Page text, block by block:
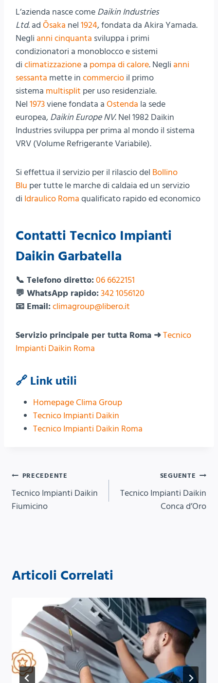
L’azienda nasce come Daikin Industries
Ltd. ad Ōsaka nel 1924, fondata da Akira Yamada.
Negli anni cinquanta sviluppa i primi
condizionatori a monoblocco e sistemi
di climatizzazione a pompa di calore. Negli anni
sessanta mette in commercio il primo
sistema multisplit per uso residenziale.
Nel 1973viene fondata a Ostenda la sede
europea, Daikin Europe NV. Nel 1982 Daikin
Industries sviluppa per prima al mondo il sistema
VRV (Volume Refrigerante Variabile).
Si effettua il servizio per il rilascio del Bollino
Blu per tutte le marche di caldaia ed un servizio
di Idraulico Roma qualificato rapido ed economico
Contatti Tecnico Impianti
Daikin Garbatella
📞 Telefono diretto: 06 6622151
💬 WhatsApp rapido: 342 1056120
📧 Email: climagroup@libero.it
Servizio principale per tutta Roma ➜Tecnico
Impianti Daikin Roma
🔗 Link utili
Homepage Clima Group
Tecnico Impianti Daikin
Tecnico Impianti Daikin Roma
Navigazione
articoli
PRECEDENTE
Tecnico Impianti Daikin
Fiumicino
SEGUENTE
Tecnico Impianti Daikin
Conca d’Oro
Articoli Correlati